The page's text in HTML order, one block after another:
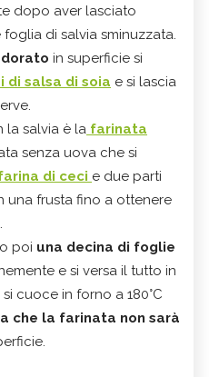
dopo aver lasciato
di salvia sminuzzata.
in superficie si
di salsa di soia e si lascia
la salvia è la farinata
senza uova che si
di ceci e due parti
una frusta fino a ottenere
poi una decina di foglie
e si versa il tutto in
cuoce in forno a 180°C
che la farinata non sarà